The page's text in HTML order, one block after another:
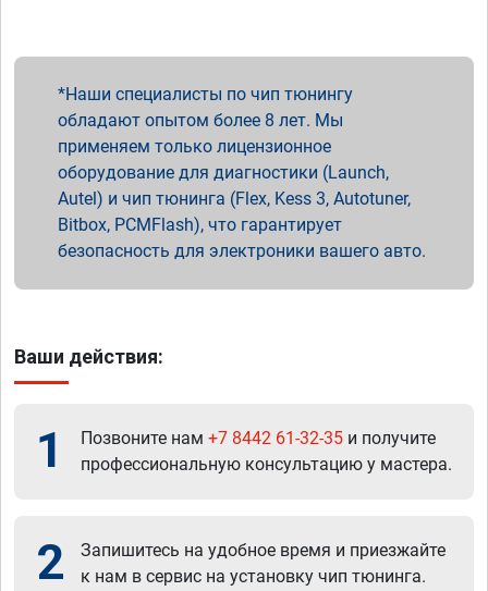
Наши специалисты по чип тюнингу
обладают опытом более 8 лет. Мы
применяем только лицензионное
оборудование для диагностики (Launch,
Autel) и чип тюнинга (Flex, Kess 3, Autotuner,
Bitbox, PCMFlash), что гарантирует
безопасность для электроники вашего авто.
Ваши действия:
1 Позвоните нам +7 8442 61-32-35 и получите
профессиональную консультацию у мастера.
2
Запишитесь на удобное время и приезжайте
к нам в сервис на установку чип тюнинга.